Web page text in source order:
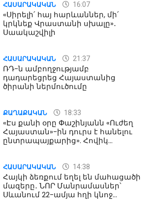
ՀԱՍԱՐԱԿԱԿԱՆ 16:07
«Սիրելի՛ հայ հարևաններ, մի՛
կրկնեք Վրաստանի սխալը»․
Սաակաշվիլի
ՀԱՍԱՐԱԿԱԿԱՆ 21:37
ՌԴ-ն ամբողջությամբ
դադարեցրեց Հայաստանից
ծիրանի ներմուծումը
ՔԱՂԱՔԱԿԱՆ 18:33
«Էս քանի օրը Փաշինյանն «Ուժեղ
Հայաստան»-ին դուրս է հանելու
ընտրապայքարից». Հովիկ
ՀԱՍԱՐԱԿԱԿԱՆ 14:38
Հայկի ձեռքում եղել են մահացածի
մազերը․ ՆՈՐ Մանրամասներ՝
Սևանում 22-ամյա հղի կնոջ